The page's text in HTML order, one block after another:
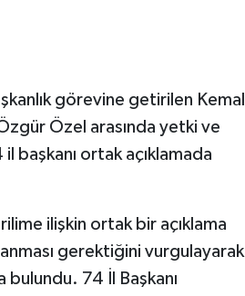
görevine getirilen Kemal
Özel arasında yetki ve
başkanı ortak açıklamada
ilişkin ortak bir açıklama
gerektiğini vurgulayarak
bulundu. 74 İl Başkanı